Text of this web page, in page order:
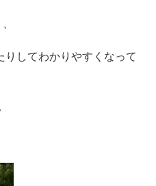
りしてわかりやすくなって